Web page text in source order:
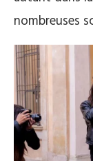
nombreuses